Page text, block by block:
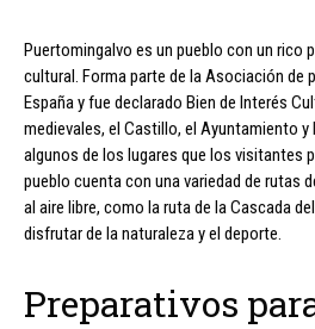
Puertomingalvo es un pueblo con un rico
cultural. Forma parte de la Asociación de
España y fue declarado Bien de Interés
medievales, el Castillo, el Ayuntamiento
algunos de los lugares que los visitantes
pueblo cuenta con una variedad de rutas
al aire libre, como la ruta de la Cascada
disfrutar de la naturaleza y el deporte.
Preparativos